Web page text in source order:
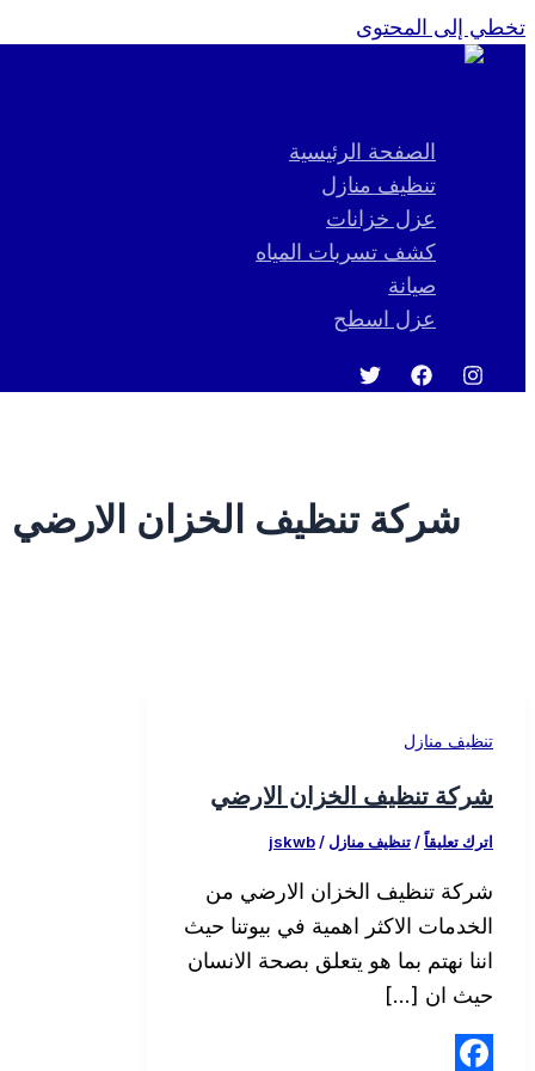
تخطي إلى المحتوى
الصفحة الرئيسية
تنظيف منازل
عزل خزانات
كشف تسربات المياه
صيانة
عزل اسطح
شركة تنظيف الخزان الارضي
تنظيف منازل
شركة تنظيف الخزان الارضي
اترك تعليقاً/تنظيف منازل /
jskwb
شركة تنظيف الخزان الارضي من
الخدمات الاكثر اهمية في بيوتنا حيث
اننا نهتم بما هو يتعلق بصحة الانسان
حيث ان […]